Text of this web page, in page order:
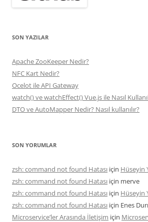
SON YAZILAR
Apache ZooKeeper Nedir?
NFC Kart Nedir?
Ocelot ile API Gateway
watch() ve watchEffect() Vue.js ile Nasıl
DTO ve AutoMapper Nedir? Nasıl kullanılır?
SON YORUMLAR
zsh: command not found Hatası için Hüseyin
zsh: command not found Hatası için merve
zsh: command not found Hatası için Hüseyin
zsh: command not found Hatası için Enes
Microservice’ler Arasında İletişim için